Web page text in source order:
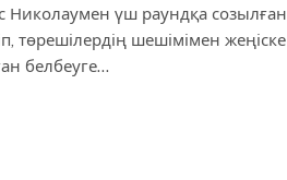
Николаумен үш раундқа созылған
төрешілердің шешімімен жеңіске
белбеуге…